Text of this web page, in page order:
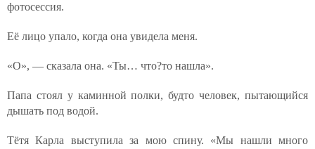
фотосессия.
Её лицо упало, когда она увидела меня.
«О», — сказала она. «Ты… что?то нашла».
Папа стоял у каминной полки, будто человек, пытающийся
дышать под водой.
Тётя Карла выступила за мою спину. «Мы нашли много